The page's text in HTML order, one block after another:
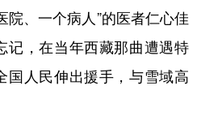
院、一个病人”的医者仁心佳
记，在当年西藏那曲遭遇特
国人民伸出援手，与雪域高